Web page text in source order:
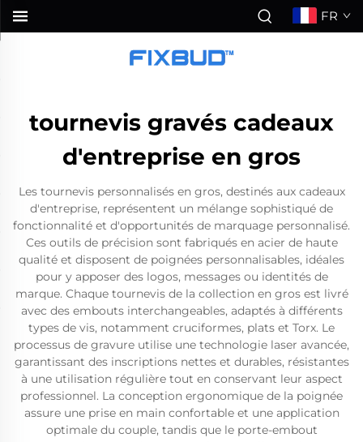
FR
tournevis gravés cadeaux
d'entreprise en gros
Les tournevis personnalisés en gros, destinés aux cadeaux
d'entreprise, représentent un mélange sophistiqué de
fonctionnalité et d'opportunités de marquage personnalisé.
Ces outils de précision sont fabriqués en acier de haute
qualité et disposent de poignées personnalisables, idéales
pour y apposer des logos, messages ou identités de
marque. Chaque tournevis de la collection en gros est livré
avec des embouts interchangeables, adaptés à différents
types de vis, notamment cruciformes, plats et Torx. Le
processus de gravure utilise une technologie laser avancée,
garantissant des inscriptions nettes et durables, résistantes
à une utilisation régulière tout en conservant leur aspect
professionnel. La conception ergonomique de la poignée
assure une prise en main confortable et une application
optimale du couple, tandis que le porte-embout